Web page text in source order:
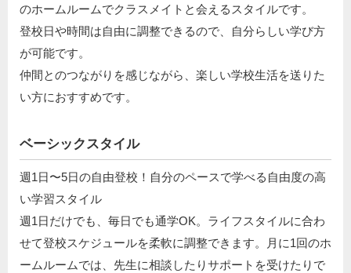
のホームルームでクラスメイトと会えるスタイルです。
登校日や時間は自由に調整できるので、自分らしい学び方
が可能です。
仲間とのつながりを感じながら、楽しい学校生活を送りた
い方におすすめです。
ベーシックスタイル
週1日〜5日の自由登校！自分のペースで学べる自由度の高
い学習スタイル
週1日だけでも、毎日でも通学OK。ライフスタイルに合わ
せて登校スケジュールを柔軟に調整できます。月に1回のホ
ームルームでは、先生に相談したりサポートを受けたりで